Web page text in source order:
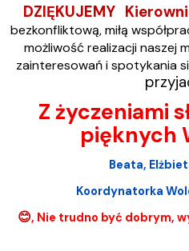
DZIĘKUJEMY
bezkonfliktową, miłą
możliwość realizacji naszej
zainteresowań i spotykania
Z życzeniami
pięknych
Beata,
Koordynatorka
😊, Nie trudno być dobrym,